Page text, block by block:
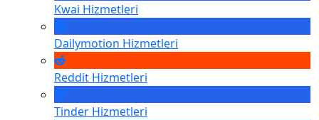
Kwai Hizmetleri
Dailymotion Hizmetleri
Reddit Hizmetleri
Tinder Hizmetleri